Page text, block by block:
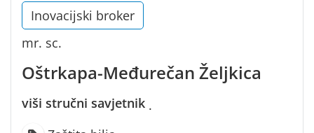
Inovacijski broker
mr. sc.
Oštrkapa-Međurečan Željkica
viši stručni savjetnik ·